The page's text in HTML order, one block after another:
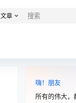
文章
嗨！朋友
所有的伟大，